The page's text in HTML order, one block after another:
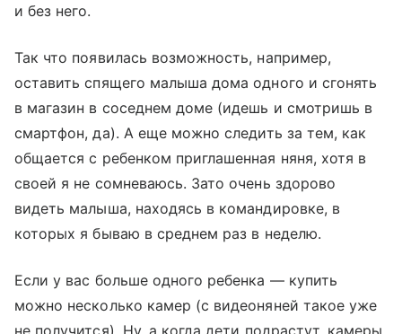
и без него.
Так что появилась возможность, например,
оставить спящего малыша дома одного и сгонять
в магазин в соседнем доме (идешь и смотришь в
смартфон, да). А еще можно следить за тем, как
общается с ребенком приглашенная няня, хотя в
своей я не сомневаюсь. Зато очень здорово
видеть малыша, находясь в командировке, в
которых я бываю в среднем раз в неделю.
Если у вас больше одного ребенка — купить
можно несколько камер (с видеоняней такое уже
не получится). Ну, а когда дети подрастут, камеры